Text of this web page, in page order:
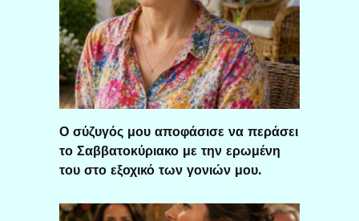
Ο σύζυγός μου αποφάσισε να περάσει
το Σαββατοκύριακο με την ερωμένη
του στο εξοχικό των γονιών μου.